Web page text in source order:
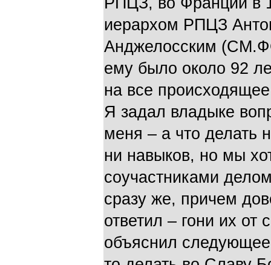
иерархом РПЦЗ
Анджелосским
ему было около 92
на все
Я задал владыке
меня – а что делать
ни навыков, но мы
соучастниками
сразу же, причем
ответил – гони их
объяснил